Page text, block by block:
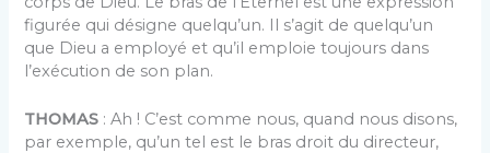
figurée qui désigne quelqu’un. Il s’agit de quelqu’un
que Dieu a employé et qu’il emploie toujours dans
l’exécution de son plan.
THOMAS : Ah ! C’est comme nous, quand nous disons,
par exemple, qu’un tel est le bras droit du directeur,